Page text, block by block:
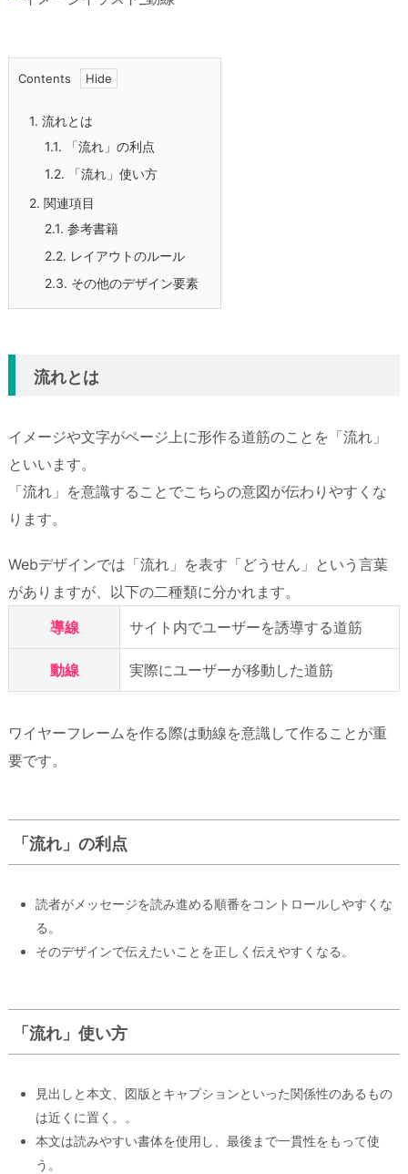
Contents
1. 流れとは
1.1. 「流れ」の利点
1.2. 「流れ」使い方
2. 関連項目
2.1. 参考書籍
2.2. レイアウトのルール
2.3. その他のデザイン要素
流れとは
イメージや文字がページ上に形作る道筋のことを「流れ」
といいます。
「流れ」を意識することでこちらの意図が伝わりやすくな
ります。
Webデザインでは「流れ」を表す「どうせん」という言葉
がありますが、以下の二種類に分かれます。
導線
サイト内でユーザーを誘導する道筋
動線 実際にユーザーが移動した道筋
ワイヤーフレームを作る際は動線を意識して作ることが重
要です。
「流れ」の利点
読者がメッセージを読み進める順番をコントロールしやすくな
る。
そのデザインで伝えたいことを正しく伝えやすくなる。
「流れ」使い方
見出しと本文、図版とキャプションといった関係性のあるもの
は近くに置く。。
本文は読みやすい書体を使用し、最後まで一貫性をもって使
う。